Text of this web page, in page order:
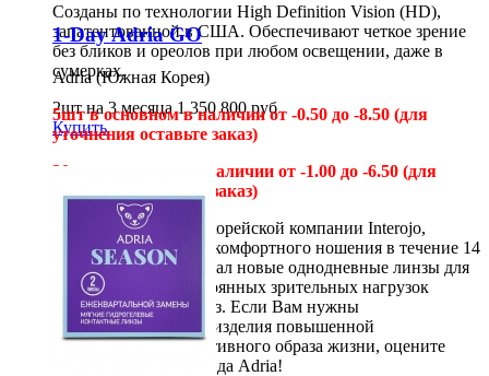
Созданы по технологии High Definition Vision (HD),
запатентованной в США. Обеспечивают четкое зрение
без бликов и ореолов при любом освещении, даже в
сумерках.
2шт на 3 месяца 1 350 800руб
Купить
1-Day Adria GO
Adria (Южная Корея)
5шт восновном в наличии от -0.50 до -8.50 (для
уточнения оставьте заказ)
30шт в основном в наличии от -1.00 до -6.50 (для
уточнения оставьте заказ)
Adria Go — от южнокорейской компании Interojo,
предназначенная для комфортного ношения в течение 14
часов. Бренд разработал новые однодневные линзы для
тех, у кого из-за постоянных зрительных нагрузок
возникает сухость глаз. Если Вам нужны
офтальмологические изделия повышенной
комфортности для активного образа жизни, оцените
новую модель от бренда Adria!